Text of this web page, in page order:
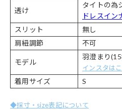
透け
タイトの為
ドレスイン
スリット
無し
肩紐調節
不可
モデル
羽澄まり
インスタは
着用サイズ
S
◆採寸・size表記について